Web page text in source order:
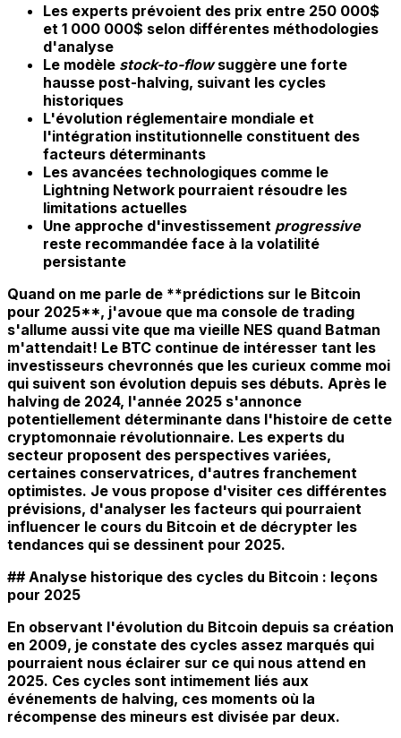
Les experts prévoient des prix entre 250 000$
et 1 000 000$ selon différentes méthodologies
d'analyse
Le modèle stock-to-flowsuggère une forte
hausse post-halving, suivant les cycles
historiques
L'évolution réglementaire mondiale et
l'intégration institutionnelle constituent des
facteurs déterminants
Les avancées technologiques comme le
Lightning Network pourraient résoudre les
limitations actuelles
Une approche d'investissement progressive
reste recommandée face à la volatilité
persistante
Quand on me parle de **prédictions sur le Bitcoin
pour 2025**, j'avoue que ma console de trading
s'allume aussi vite que ma vieille NES quand Batman
m'attendait! Le BTC continue de intéresser tant les
investisseurs chevronnés que les curieux comme moi
qui suivent son évolution depuis ses débuts. Après le
halving de 2024, l'année 2025 s'annonce
potentiellement déterminante dans l'histoire de cette
cryptomonnaie révolutionnaire. Les experts du
secteur proposent des perspectives variées,
certaines conservatrices, d'autres franchement
optimistes. Je vous propose d'visiter ces différentes
prévisions, d'analyser les facteurs qui pourraient
influencer le cours du Bitcoin et de décrypter les
tendances qui se dessinent pour 2025.
## Analyse historique des cycles du Bitcoin : leçons
pour 2025
En observant l'évolution du Bitcoin depuis sa création
en 2009, je constate des cycles assez marqués qui
pourraient nous éclairer sur ce qui nous attend en
2025. Ces cycles sont intimement liés aux
événements de halving, ces moments où la
récompense des mineurs est divisée par deux.